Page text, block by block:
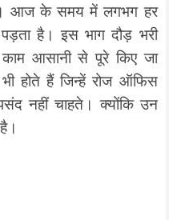
आज के समय में लगभग हर
है। इस भाग दौड़ भरी
आसानी से पूरे किए जा
होते हैं जिन्हें रोज ऑफिस
नहीं चाहते। क्योंकि उन